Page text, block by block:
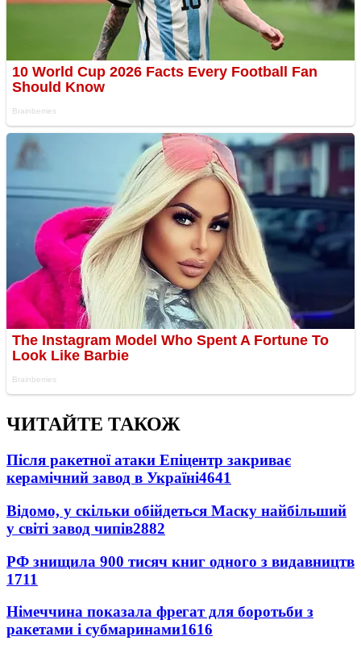
ЧИТАЙТЕ ТАКОЖ
Після ракетної атаки Епіцентр закриває
керамічний завод в Україні4641
Відомо, у скільки обійдеться Маску найбільший
у світі завод чипів2882
РФ знищила 900 тисяч книг одного з видавництв
1711
Німеччина показала фрегат для боротьби з
ракетами і субмаринами1616